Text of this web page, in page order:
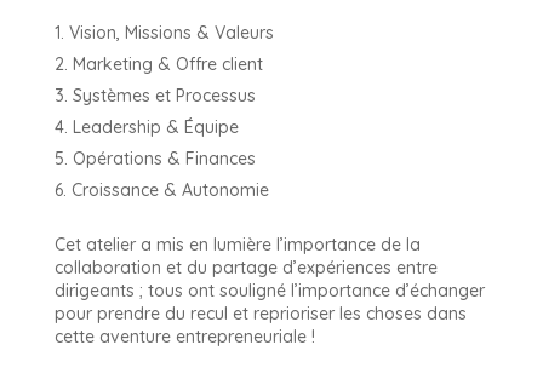
Vision, Missions & Valeurs
Marketing & Offre client
Systèmes et Processus
Leadership & Équipe
Opérations & Finances
Croissance & Autonomie
Cet atelier a mis en lumière l’importance de la
collaboration et du partage d’expériences entre
dirigeants ; tous ont souligné l’importance d’échanger
pour prendre du recul et reprioriser les choses dans
cette aventure entrepreneuriale !